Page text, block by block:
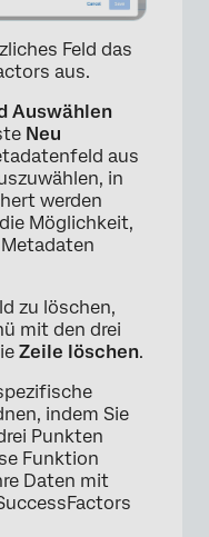
×
Feld das
aus.
Auswählen
Neu
aus
in
werden
Möglichkeit,
zu löschen,
mit den drei
Zeile löschen.
indem Sie
Punkten
Funktion
Daten mit